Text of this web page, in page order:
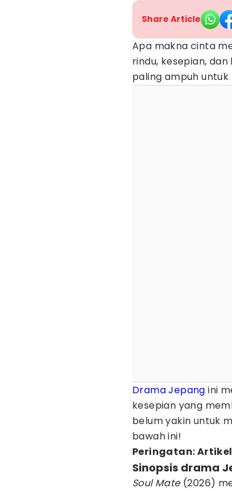
Share Article
Apa makna cinta
rindu, kesepian,
paling ampuh
Drama Jepang ini
kesepian yang
belum yakin untuk
bawah ini!
Peringatan:
Sinopsis drama
Soul Mate (2026)